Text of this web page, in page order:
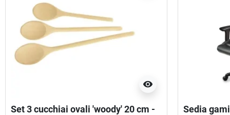
visibility
Set 3 cucchiai ovali 'woody' 20 cm -
Sedia